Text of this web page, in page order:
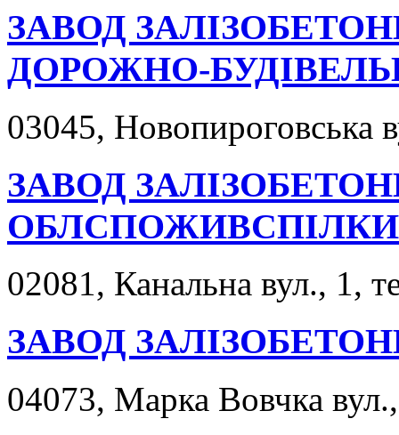
ЗАВОД
ДОРОЖНО-
03045, Новопироговська
ЗАВОД
ОБЛСПОЖИВСПІЛКИ
02081, Канальна вул., 1,
ЗАВОД
04073, Марка Вовчка